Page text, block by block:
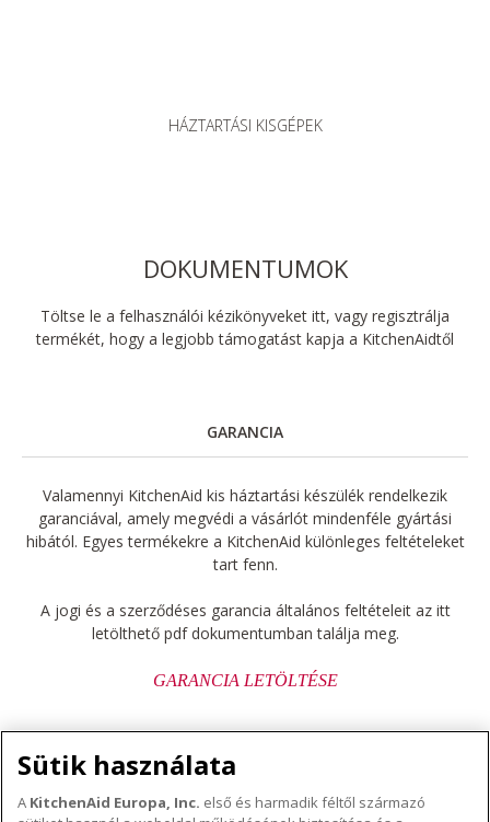
HÁZTARTÁSI KISGÉPEK
DOKUMENTUMOK
Töltse le a felhasználói kézikönyveket itt, vagy regisztrálja
termékét, hogy a legjobb támogatást kapja a KitchenAidtől
GARANCIA
Valamennyi KitchenAid kis háztartási készülék rendelkezik
garanciával, amely megvédi a vásárlót mindenféle gyártási
hibától. Egyes termékekre a KitchenAid különleges feltételeket
tart fenn.
A jogi és a szerződéses garancia általános feltételeit az itt
letölthető pdf dokumentumban találja meg.
GARANCIA LETÖLTÉSE
Sütik használata
A KitchenAid Europa, Inc. első és harmadik féltől származó